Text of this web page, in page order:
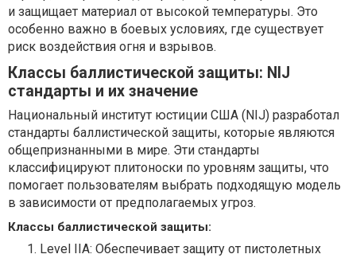
и защищает материал от высокой температуры. Это
особенно важно в боевых условиях, где существует
риск воздействия огня и взрывов.
Классы баллистической защиты: NIJ
стандарты и их значение
Национальный институт юстиции США (NIJ) разработал
стандарты баллистической защиты, которые являются
общепризнанными в мире. Эти стандарты
классифицируют плитоноски по уровням защиты, что
помогает пользователям выбрать подходящую модель
в зависимости от предполагаемых угроз.
Классы баллистической защиты:
Level IIA: Обеспечивает защиту от пистолетных